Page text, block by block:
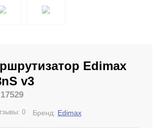
Edimax
v3
17529
0 Бренд: Edimax